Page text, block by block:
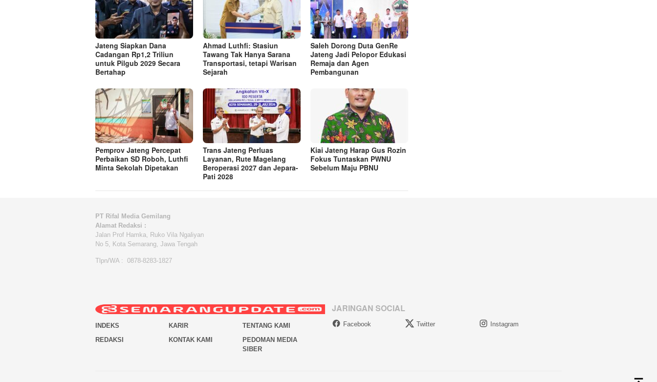
Jateng Siapkan Dana
Cadangan Rp1,2 Triliun
untuk Pilgub 2029 Secara
Bertahap
Ahmad Luthfi: Stasiun
Tawang Tak Hanya Sarana
Transportasi, tetapi Warisan
Sejarah
Saleh Dorong Duta GenRe
Jateng Jadi Pelopor Edukasi
Remaja dan Agen
Pembangunan
Pemprov Jateng Percepat
Perbaikan SD Roboh, Luthfi
Minta Sekolah Dipetakan
Trans Jateng Perluas
Layanan, Rute Magelang
Beroperasi 2027 dan Jepara-
Pati 2028
Kiai Jateng Harap Gus Rozin
Fokus Tuntaskan PWNU
Sebelum Maju PBNU
PT Rifal Media Gemilang
Alamat Redaksi :
Jalan Prof Hamka, Ruko Vila Ngaliyan
No 5, Kota Semarang, Jawa Tengah
Tlpn/WA : 0878-8283-1827
INDEKS KARIR
TENTANG KAMI
REDAKSI
KONTAK KAMI
PEDOMAN MEDIA
SIBER
JARINGAN SOCIAL
Facebook Twitter Instagram